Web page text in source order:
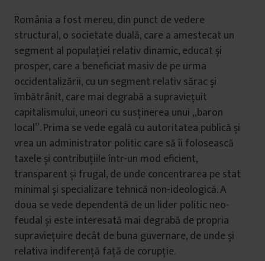
România a fost mereu, din punct de vedere
structural, o societate duală, care a amestecat un
segment al populației relativ dinamic, educat și
prosper, care a beneficiat masiv de pe urma
occidentalizării, cu un segment relativ sărac și
îmbătrânit, care mai degrabă a supraviețuit
capitalismului, uneori cu susținerea unui „baron
local”. Prima se vede egală cu autoritatea publică și
vrea un administrator politic care să îi folosească
taxele și contribuțiile într-un mod eficient,
transparent și frugal, de unde concentrarea pe stat
minimal și specializare tehnică non-ideologică. A
doua se vede dependentă de un lider politic neo-
feudal și este interesată mai degrabă de propria
supraviețuire decât de buna guvernare, de unde și
relativa indiferență față de corupție.